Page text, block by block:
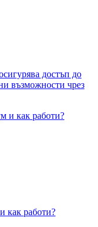
достъп до
възможности чрез
и как работи?
как работи?